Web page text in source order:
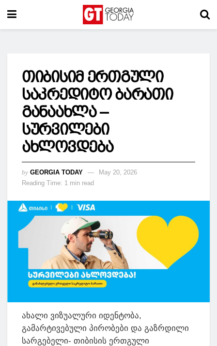
თიბისიმ ერთგული
საკრედიტო ბარათი
განაახლა –
სურვილები
ახლოვდება
by GEORGIA TODAY
May 20, 2026
Reading Time: 1 min read
ახალი ვიზუალური იდენტობა,
გამარტივებული პირობები და გაზრდილი
სარგებელი- თიბისის ერთგული